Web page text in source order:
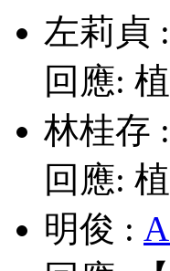
左莉貞 :
回應:
林桂存 :
回應:
明俊 :